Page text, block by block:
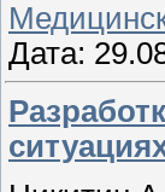
Дата: